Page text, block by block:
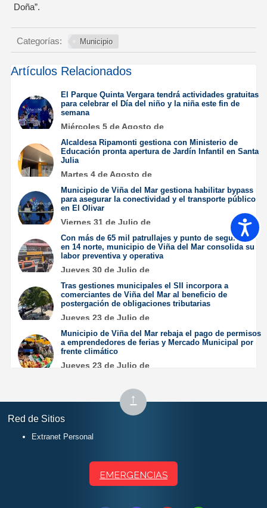
Doña”.
Categorías: Municipio
Artículos Relacionados
El Parque Quinta Vergara tendrá actividades gratuitas
para celebrar el Día del niño y la niña este fin de
semana
Miércoles 5 de Agosto de
Alcaldesa Ripamonti gestiona con Ministerio de
Educación pronta apertura de Jardín Infantil en Santa
Julia
Martes 4 de Agosto de
Municipio de Viña del Mar gestiona habilitar bypass
para asegurar la conectividad y el transporte público
en El Olivar
Viernes 31 de Julio de
Con más de 65 mil patrullajes y punto de seguridad
en 14 norte, municipio de Viña del Mar consolida su
labor preventiva y operativa
Jueves 30 de Julio de
Tras gestiones municipales el SII incorpora a
comerciantes de Viña del Mar al beneficio de
postergación de obligaciones tributarias
Jueves 23 de Julio de
Municipio de Viña del Mar rebaja el pago de permisos
a emprendedores de ferias y Mercado Municipal por
frente climático
Jueves 23 de Julio de
↑ Subir
al
Red de Sitios
Extranet Personal
EMERGENCIAS